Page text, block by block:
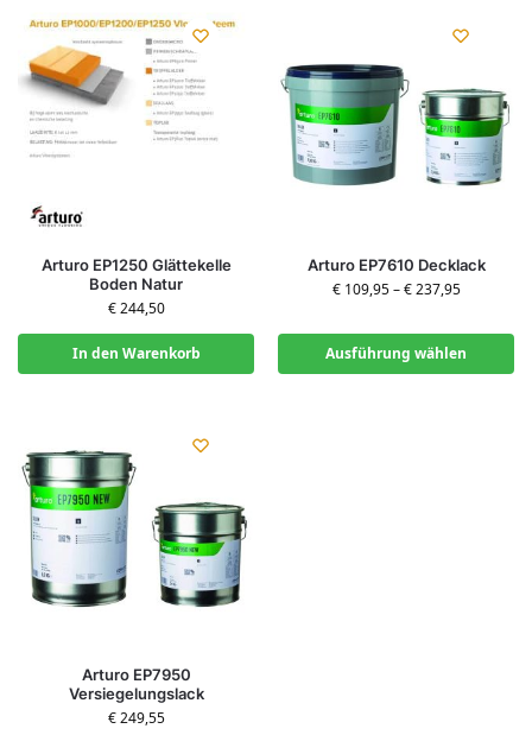
Arturo EP1250 Glättekelle
Boden Natur
€244,50
In den Warenkorb
Arturo EP7610 Decklack
€109,95–€237,95
Ausführung wählen
Arturo EP7950
Versiegelungslack
€249,55